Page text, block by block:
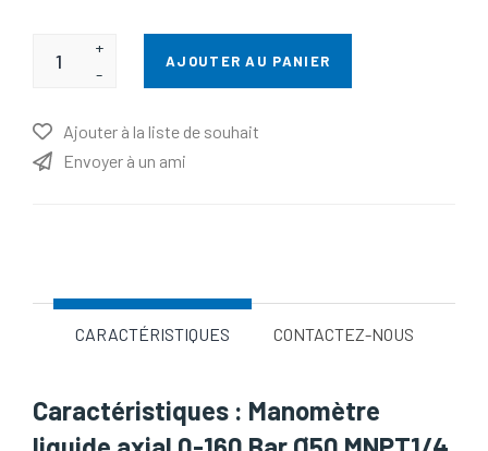
+
-
AJOUTER AU PANIER
Ajouter à la liste de souhait
Envoyer à un ami
CARACTÉRISTIQUES CONTACTEZ-NOUS
Caractéristiques : Manomètre